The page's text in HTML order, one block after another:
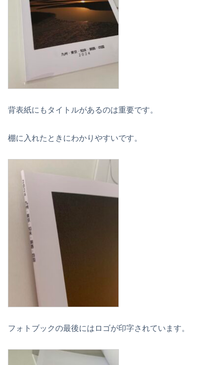
背表紙にもタイトルがあるのは重要です。
棚に入れたときにわかりやすいです。
フォトブックの最後にはロゴが印字されています。